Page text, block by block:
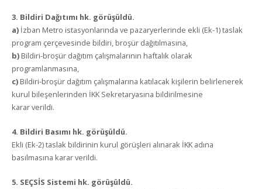
3. Bildiri Dağıtımı hk. görüşüldü.
a) İzban Metro istasyonlarında ve pazaryerlerinde ekli (Ek-1) taslak
program çerçevesinde bildiri, broşür dağıtılmasına,
b) Bildiri-broşür dağıtım çalışmalarının haftalık olarak
programlanmasına,
c) Bildiri-broşür dağıtım çalışmalarına katılacak kişilerin belirlenerek
kurul bileşenlerinden İKK Sekretaryasına bildirilmesine
karar verildi.
4. Bildiri Basımı hk. görüşüldü.
Ekli (Ek-2) taslak bildirinin kurul görüşleri alınarak İKK adına
basılmasına karar verildi.
5. SEÇSİS Sistemi hk. görüşüldü.